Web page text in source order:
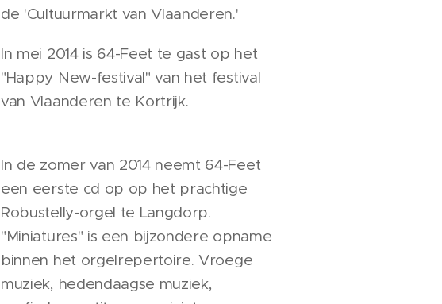
de 'Cultuurmarkt van Vlaanderen.'
In mei 2014 is 64-Feet te gast op het
"Happy New-festival" van het festival
van Vlaanderen te Kortrijk.
In de zomer van 2014 neemt 64-Feet
een eerste cd op op het prachtige
Robustelly-orgel te Langdorp.
"Miniatures" is een bijzondere opname
binnen het orgelrepertoire. Vroege
muziek, hedendaagse muziek,